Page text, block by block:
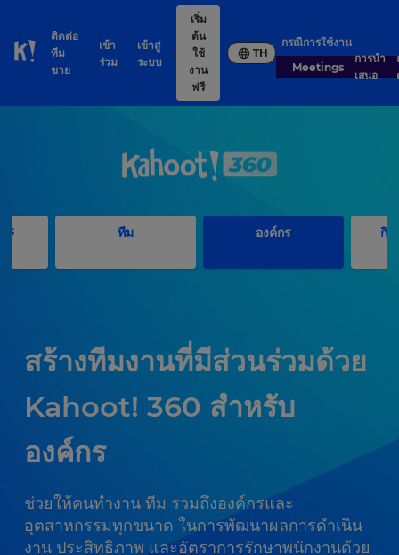
Skip to Page content
ติดต่อ
ทีม
ขาย
เข้า
ร่วม
เข้าสู่
ระบบ
เริ่ม
ต้น
ใช้
งาน
ฟรี
TH
กรณีการใช้งาน
Meetings
การนำ
เสนอ
ถ
ทีม องค์กร
กิจ
สร้างทีมงานที่มีส่วนร่วมด้วย
Kahoot! 360 สำหรับ
องค์กร
ช่วยให้คนทำงาน ทีม รวมถึงองค์กรและ
อุตสาหกรรมทุกขนาด ในการพัฒนาผลการดำเนิน
งาน ประสิทธิภาพ และอัตราการรักษาพนักงานด้วย